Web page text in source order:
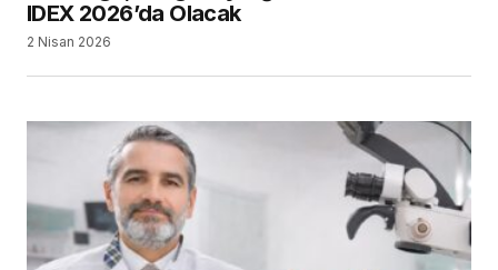
IDEX 2026’da Olacak
2 Nisan 2026